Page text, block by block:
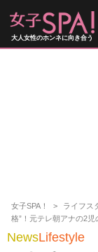
大人女性のホンネに向き合う
女子SPA！ ライフス
格”！元テレ朝アナの2児
NewsLifestyle